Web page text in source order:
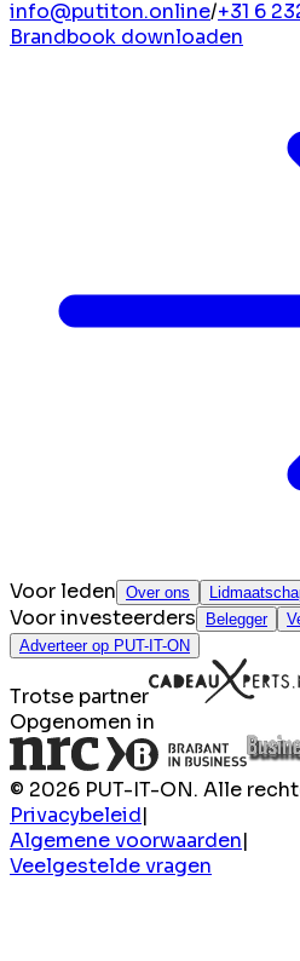
info@putiton.online/+31 6
Brandbook downloaden
Voor leden Over ons
Voor investeerders Belegger
Adverteer op PUT-IT-ON
Trotse partner
Opgenomen in
© 2026 PUT-IT-ON. Alle
Privacybeleid|
Algemene voorwaarden|
Veelgestelde vragen